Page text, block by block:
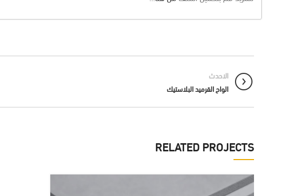
الاحدث
الواح القرميد البلاستيك
RELATED PROJECTS